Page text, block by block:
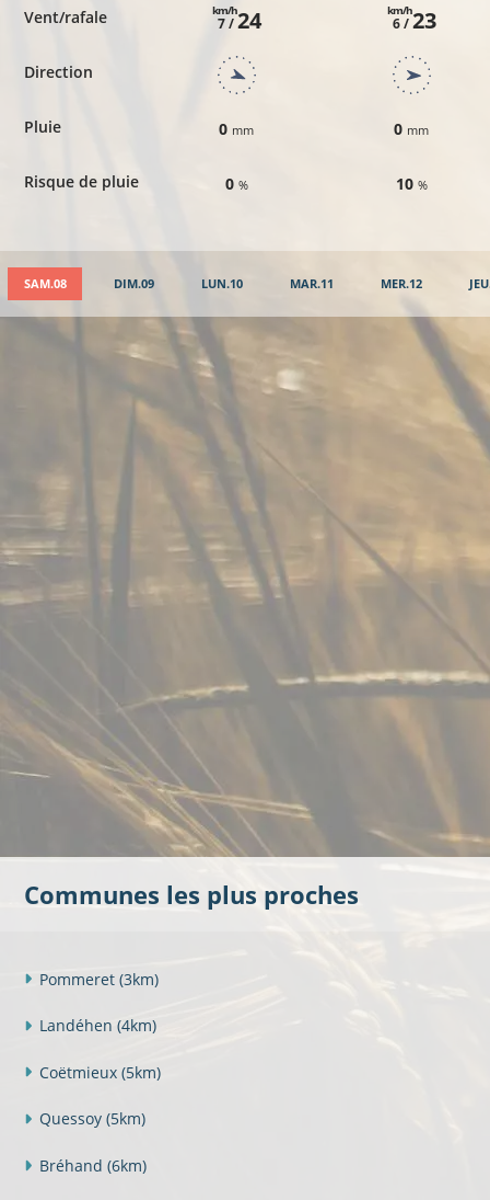
Vent/rafale
Direction
Pluie
Risque de pluie
7 /
km/h24
0 mm
0 %
6 /
km/h23
0 mm
10 %
SAM.08 DIM.09 LUN.10 MAR.11 MER.12
Communes les plus proches
Pommeret (3km)
Landéhen (4km)
Coëtmieux (5km)
Quessoy (5km)
Bréhand (6km)